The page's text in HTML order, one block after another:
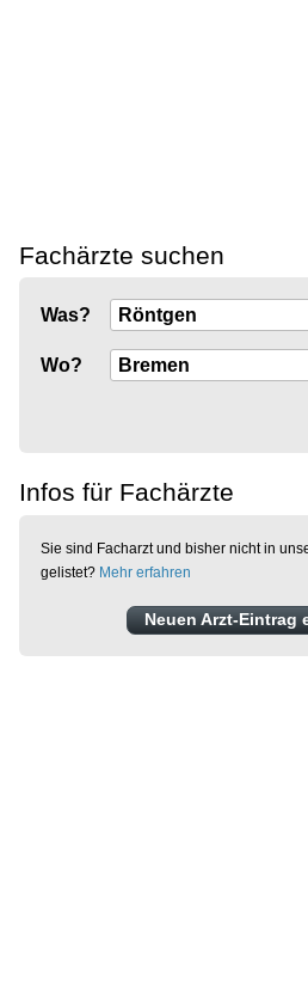
Fachärzte suchen
Was?
Wo?
Infos für Fachärzte
Sie sind Facharzt und bisher nicht in
gelistet? Mehr erfahren
Neuen Arzt-Eintrag